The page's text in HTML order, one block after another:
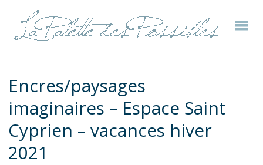
Encres/paysages
imaginaires – Espace Saint
Cyprien – vacances hiver
2021